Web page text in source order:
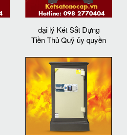
đại lý Két Sắt Đựng
Tiền Thủ Quỹ ủy quyền